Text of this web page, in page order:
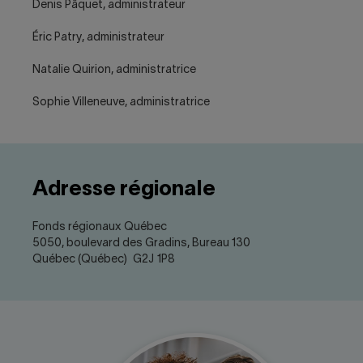
Denis Pâquet, administrateur
Éric Patry, administrateur
Natalie Quirion, administratrice
Sophie Villeneuve, administratrice
Adresse régionale
Fonds régionaux Québec
5050, boulevard des Gradins, Bureau 130
Québec (Québec) G2J 1P8